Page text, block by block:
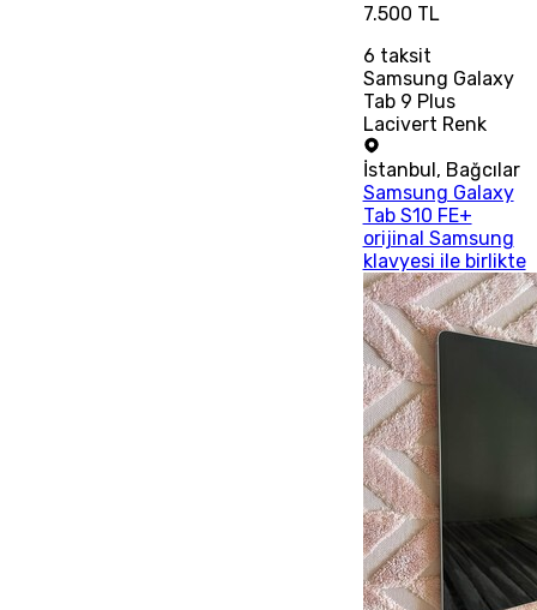
7.500 TL
6 taksit
Samsung Galaxy
Tab 9 Plus
Lacivert Renk
İstanbul, Bağcılar
Samsung Galaxy
Tab S10 FE+
orijinal Samsung
klavyesi ile birlikte